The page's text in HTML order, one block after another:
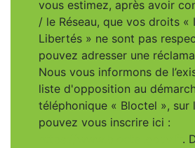
vous estimez, après avoir
/ le Réseau, que vos droits «
Libertés » ne sont pas
pouvez adresser une
Nous vous informons de
liste d'opposition au
téléphonique « Bloctel », sur
pouvez vous inscrire ici :
.